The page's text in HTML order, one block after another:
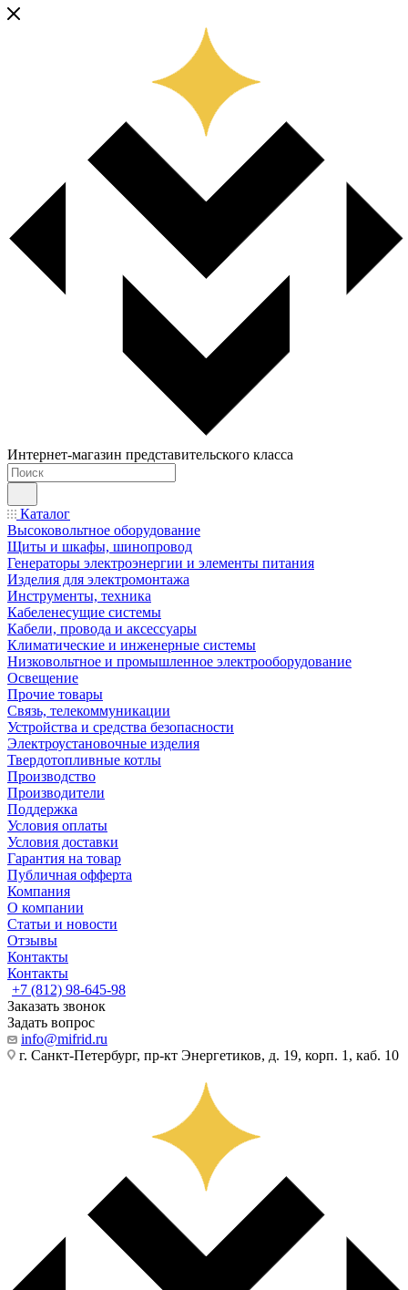
Интернет-магазин представительского класса
Каталог
Высоковольтное оборудование
Щиты и шкафы, шинопровод
Генераторы электроэнергии и элементы питания
Изделия для электромонтажа
Инструменты, техника
Кабеленесущие системы
Кабели, провода и аксессуары
Климатические и инженерные системы
Низковольтное и промышленное электрооборудование
Освещение
Прочие товары
Связь, телекоммуникации
Устройства и средства безопасности
Электроустановочные изделия
Твердотопливные котлы
Производство
Производители
Поддержка
Условия оплаты
Условия доставки
Гарантия на товар
Публичная офферта
Компания
О компании
Статьи и новости
Отзывы
Контакты
Контакты
+7 (812) 98-645-98
Заказать звонок
Задать вопрос
info@mifrid.ru
г. Санкт-Петербург, пр-кт Энергетиков, д. 19, корп. 1, каб. 10